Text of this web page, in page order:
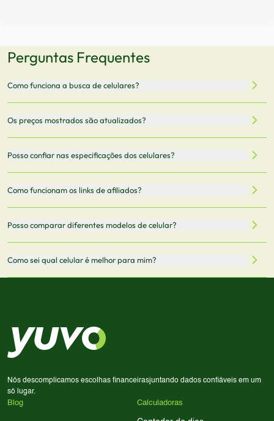
Perguntas Frequentes
Como funciona a busca de celulares?
armazenamento, memória RAM, bateria e conectividade
5G.
Os preços mostrados são atualizados?
vendedor antes de finalizar sua compra.
Posso confiar nas especificações dos celulares?
informações mais recentes de cada modelo.
Como funcionam os links de afiliados?
comissão sem custo adicional para você.
Posso comparar diferentes modelos de celular?
Sim! Você pode selecionar até 3 celulares para comparar
Como sei qual celular é melhor para mim?
processador e bateria são essenciais. Use nossos filtros
para encontrar o celular ideal.
Nós descomplicamos escolhas financeirasjuntando dados confiáveis em um
só lugar.
Blog Calculadoras